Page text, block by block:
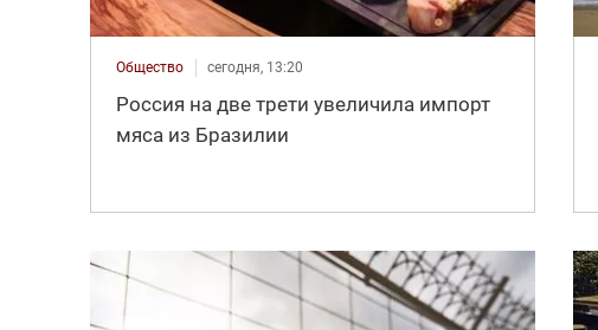
Общество сегодня, 13:20
Россия на две трети увеличила импорт
мяса из Бразилии